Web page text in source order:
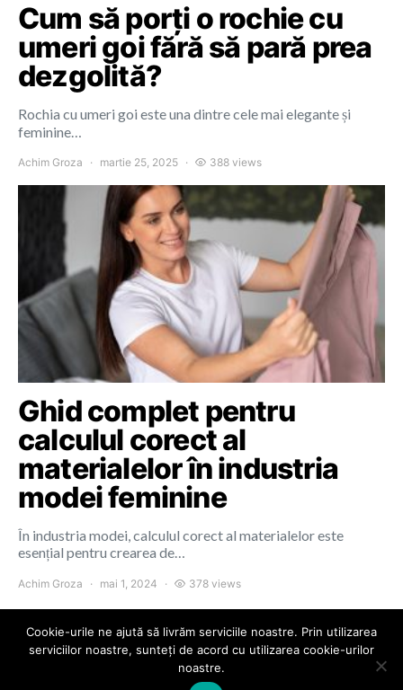
Cum să porți o rochie cu
umeri goi fără să pară prea
dezgolită?
Rochia cu umeri goi este una dintre cele mai elegante și
feminine…
Achim Groza martie 25, 2025 388 views
Ghid complet pentru
calculul corect al
materialelor în industria
modei feminine
În industria modei, calculul corect al materialelor este
esențial pentru crearea de…
Achim Groza mai 1, 2024 378 views
Colours of Cluj
Cookie-urile ne ajută să livrăm serviciile noastre. Prin utilizarea
serviciilor noastre, sunteți de acord cu utilizarea cookie-urilor
noastre.